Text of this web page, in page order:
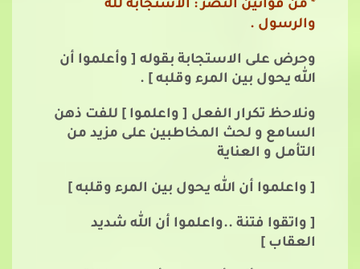
* من قوانين النصر : الاستجابة لله
والرسول .
وحرض على الاستجابة بقوله [ وأعلموا أن
الله يحول بين المرء وقلبه ] .
ونلاحظ تكرار الفعل [ واعلموا ] للفت ذهن
السامع و لحث المخاطبين على مزيد من
التأمل و العناية
[ واعلموا أن الله يحول بين المرء وقلبه ]
[ واتقوا فتنة ..واعلموا أن الله شديد
العقاب ]